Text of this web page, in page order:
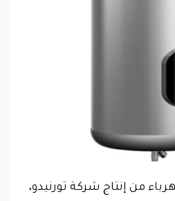
من إنتاج شركة تورنيدو،